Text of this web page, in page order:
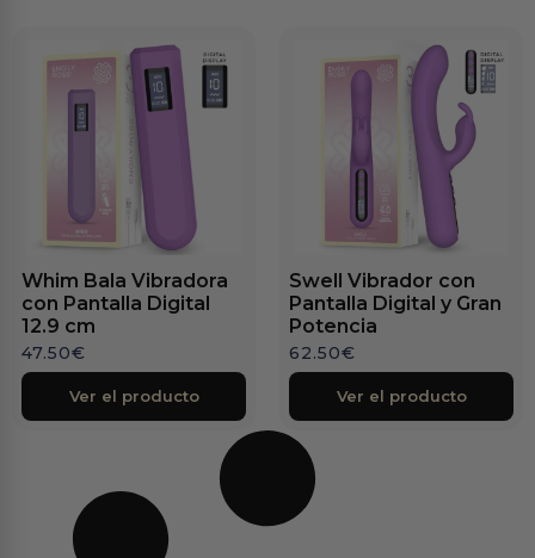
Whim Bala Vibradora
con Pantalla Digital
12.9 cm
47.50€
Ver el producto
Swell Vibrador con
Pantalla Digital y Gran
Potencia
62.50€
Ver el producto